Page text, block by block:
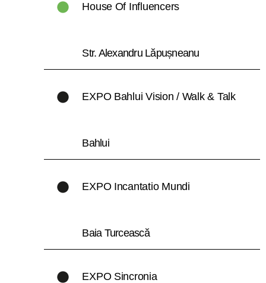
House Of Influencers
Str. Alexandru Lăpușneanu
EXPO Bahlui Vision / Walk & Talk
Bahlui
EXPO Incantatio Mundi
Baia Turcească
EXPO Sincronia